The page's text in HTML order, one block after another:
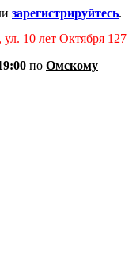
зарегистрируйтесь.
ул. 10 лет Октября 127
по Омскому